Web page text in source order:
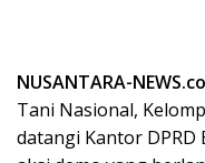
NUSANTARA-
Tani Nasional,
datangi Kantor